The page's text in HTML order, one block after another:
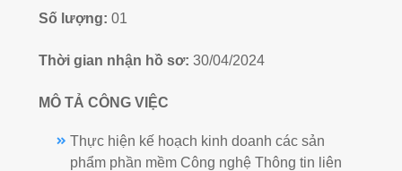
Số lượng: 01
Thời gian nhận hồ sơ: 30/04/2024
MÔ TẢ CÔNG VIỆC
Thực hiện kế hoạch kinh doanh các sản
phẩm phần mềm Công nghệ Thông tin liên